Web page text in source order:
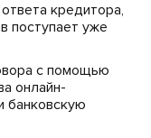
кредитора,
поступает уже
с помощью
онлайн-
банковскую